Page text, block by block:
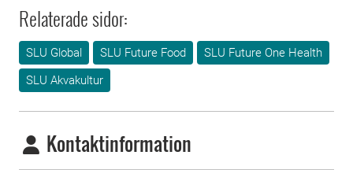
Relaterade sidor:
SLU Global SLU Future Food
SLU Future One Health
SLU Akvakultur
Kontaktinformation